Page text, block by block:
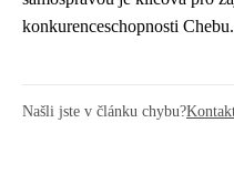
konkurenceschopnosti Chebu.
Našli jste v článku chybu?